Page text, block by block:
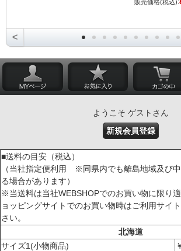
販売価格(税込):
<
ようこそ ゲストさん
新規会員登録
■送料の目安（税込）
（当社指定便利用 ※同県内でも離島地域及び
る場合があります）
※当送料は当社WEBSHOPでのお買い物に限り
ョッピングサイトでのお買い物時はご利用サイ
さい。
北海道
サイズ1(小物商品)